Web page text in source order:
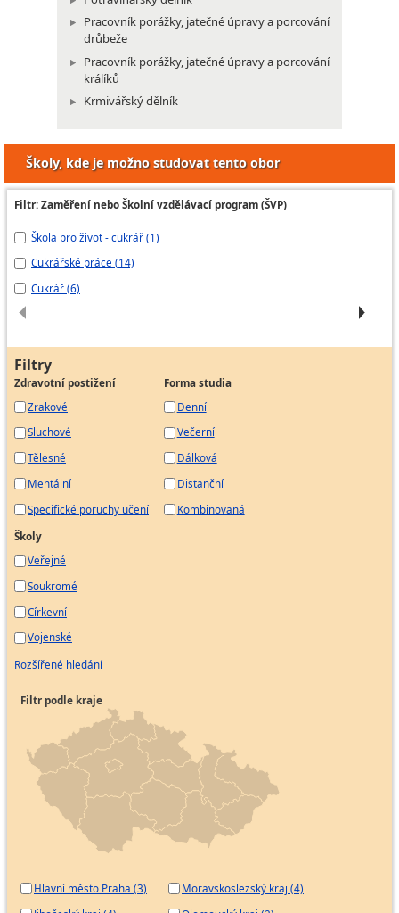
Pracovník porážky, jatečné úpravy a porcování
drůbeže
Pracovník porážky, jatečné úpravy a porcování
králíků
Krmivářský dělník
Školy, kde je možno studovat tento obor
Filtr: Zaměření nebo Školní vzdělávací program (ŠVP)
Škola pro život - cukrář (1)
Cukrářské práce (14)
Cukrář (6)
Filtry
Zdravotní postižení
Zrakové
Sluchové
Tělesné
Mentální
Specifické poruchy učení
Forma studia
Denní
Večerní
Dálková
Distanční
Kombinovaná
Školy
Veřejné
Soukromé
Církevní
Vojenské
Rozšířené hledání
Filtr podle kraje
Hlavní město Praha (3)
Moravskoslezský kraj (4)